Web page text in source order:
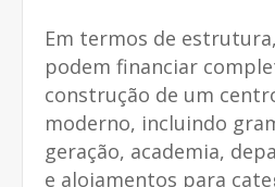
Em termos de
podem financiar
construção de um
moderno, incluindo
geração, academia,
e alojamentos para